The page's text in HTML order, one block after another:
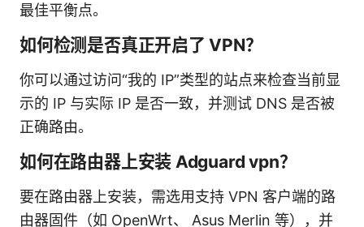
最佳平衡点。
如何检测是否真正开启了 VPN？
你可以通过访问“我的 IP”类型的站点来检查当前显
示的 IP 与实际 IP 是否一致，并测试 DNS 是否被
正确路由。
如何在路由器上安装 Adguard vpn？
要在路由器上安装，需选用支持 VPN 客户端的路
由器固件（如 OpenWrt、 Asus Merlin 等），并